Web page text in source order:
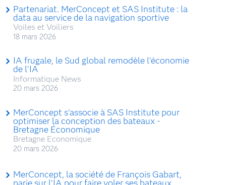
Partenariat. MerConcept et SAS Institute : la
data au service de la navigation sportive
Voiles et Voiliers
18 mars 2026
IA frugale, le Sud global remodèle l’économie
de l’IA
Informatique News
20 mars 2026
MerConcept s'associe à SAS Institute pour
optimiser la conception des bateaux -
Bretagne Économique
Bretagne Economique
20 mars 2026
MerConcept, la société de François Gabart,
parie sur l’IA pour faire voler ses bateaux